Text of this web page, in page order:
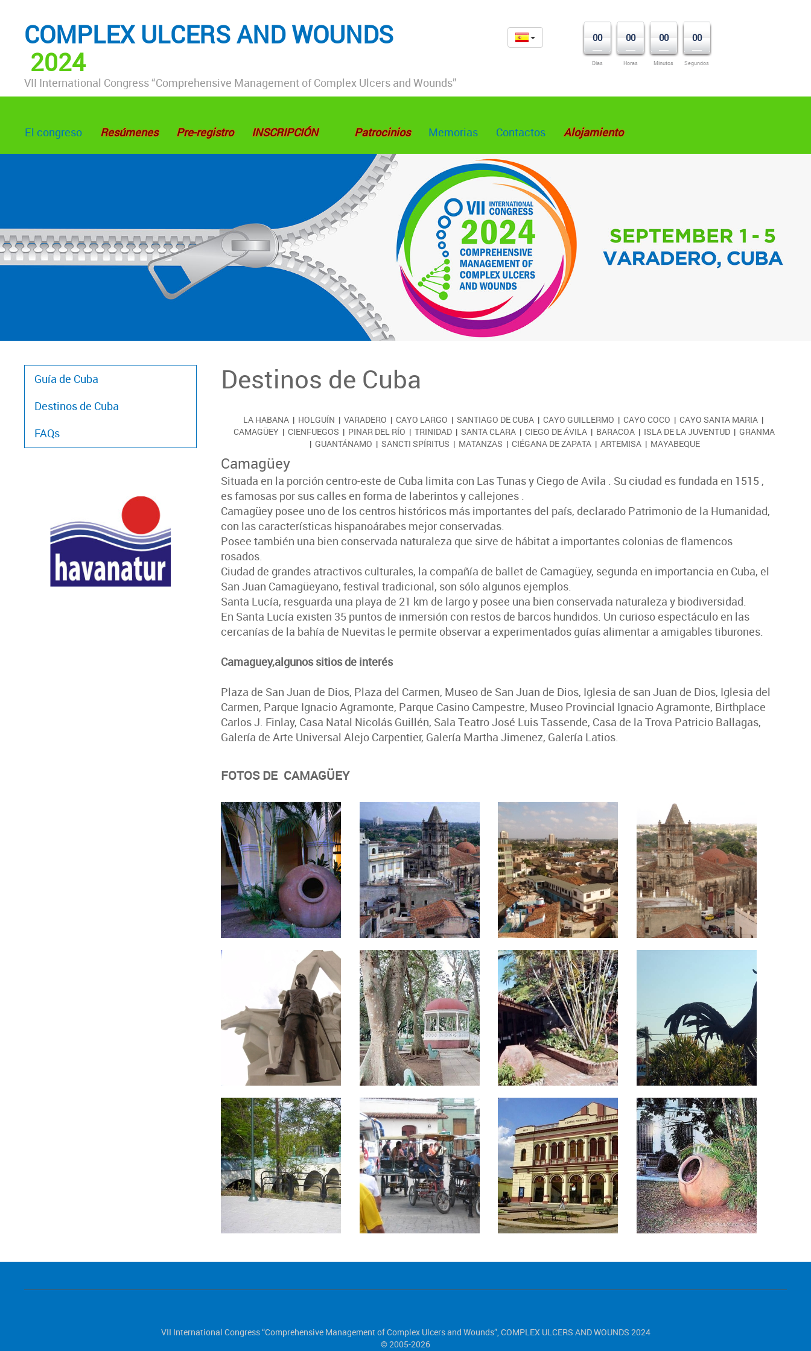
COMPLEX ULCERS AND WOUNDS
2024
VII International Congress “Comprehensive Management of Complex Ulcers and Wounds”
00
Días
00
Horas
00
Minutos
00
Segundos
El congreso Resúmenes Pre-registro INSCRIPCIÓN Patrocinios Memorias Contactos Alojamiento
Guía de Cuba
Destinos de Cuba
FAQs
Destinos de Cuba
LA HABANA| HOLGUÍN | VARADERO | CAYO LARGO | SANTIAGO DE CUBA| CAYO GUILLERMO | CAYO COCO | CAYO SANTA MARIA|
CAMAGÜEY| CIENFUEGOS | PINAR DEL RÍO | TRINIDAD| SANTA CLARA| CIEGO DE ÁVILA| BARACOA| ISLA DE LA JUVENTUD| GRANMA
| GUANTÁNAMO | SANCTI SPÍRITUS | MATANZAS | CIÉGANA DE ZAPATA | ARTEMISA | MAYABEQUE
Camagüey
Situada en la porción centro-este de Cuba limita con Las Tunas y Ciego de Avila . Su ciudad es fundada en 1515 ,
es famosas por sus calles en forma de laberintos y callejones .
Camagüey posee uno de los centros históricos más importantes del país, declarado Patrimonio de la Humanidad,
con las características hispanoárabes mejor conservadas.
Posee también una bien conservada naturaleza que sirve de hábitat a importantes colonias de flamencos
rosados.
Ciudad de grandes atractivos culturales, la compañía de ballet de Camagüey, segunda en importancia en Cuba, el
San Juan Camagüeyano, festival tradicional, son sólo algunos ejemplos.
Santa Lucía, resguarda una playa de 21 km de largo y posee una bien conservada naturaleza y biodiversidad.
En Santa Lucía existen 35 puntos de inmersión con restos de barcos hundidos. Un curioso espectáculo en las
cercanías de la bahía de Nuevitas le permite observar a experimentados guías alimentar a amigables tiburones.
Camaguey,algunos sitios de interés
Plaza de San Juan de Dios, Plaza del Carmen, Museo de San Juan de Dios, Iglesia de san Juan de Dios, Iglesia del
Carmen, Parque Ignacio Agramonte, Parque Casino Campestre, Museo Provincial Ignacio Agramonte, Birthplace
Carlos J. Finlay, Casa Natal Nicolás Guillén, Sala Teatro José Luis Tassende, Casa de la Trova Patricio Ballagas,
Galería de Arte Universal Alejo Carpentier, Galería Martha Jimenez, Galería Latios.
FOTOS DE CAMAGÜEY
VII International Congress “Comprehensive Management of Complex Ulcers and Wounds”, COMPLEX ULCERS AND WOUNDS 2024
© 2005-2026